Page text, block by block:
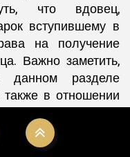
что вдовец,
вступившему в
на получение
Важно заметить,
разделе
также в отношении
вдовца,
кормильца –